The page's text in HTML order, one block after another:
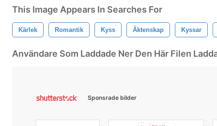
This Image Appears In Searches For
Kärlek Romantik Kyss Äktenskap Kyssar
Användare Som Laddade Ner Den Här Filen
Sponsrade bilder